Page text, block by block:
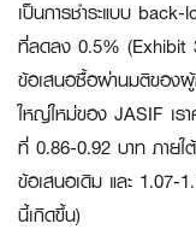
เป็นการชำระแบบ
ที่ลดลง 0.5% (Exhibit
ข้อเสนอซื้อผ่านมติของ
ใหญ่ใหม่ของ JASIF เร
ที่ 0.86-0.92 บาท ภาย
ข้อเสนอเดิม และ 1.07-
นี้เกิดขึ้น)